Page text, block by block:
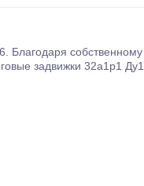
собственному
задвижки 32а1р1